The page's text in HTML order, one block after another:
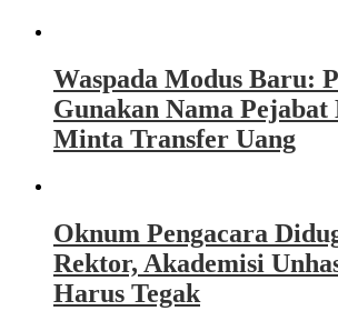
Waspada Modus Baru:
Gunakan Nama Pejabat
Minta Transfer Uang
Oknum Pengacara
Rektor, Akademisi
Harus Tegak